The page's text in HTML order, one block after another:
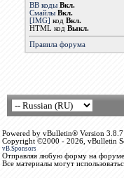
BB коды Вкл.
Смайлы Вкл.
[IMG] код Вкл.
HTML код Выкл.
Правила форума
Powered by vBulletin® Version 3.8.7
Copyright ©2000 - 2026, vBulletin
vB.Sponsors
Отправляя любую форму на форуме
Все материалы могут